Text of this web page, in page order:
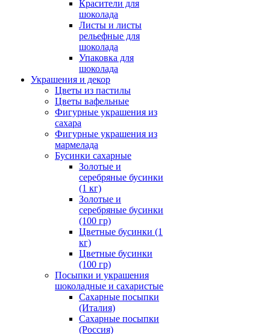
Красители для
шоколада
Листы и листы
рельефные для
шоколада
Упаковка для
шоколада
Украшения и декор
Цветы из пастилы
Цветы вафельные
Фигурные украшения из
сахара
Фигурные украшения из
мармелада
Бусинки сахарные
Золотые и
серебряные бусинки
(1 кг)
Золотые и
серебряные бусинки
(100 гр)
Цветные бусинки (1
кг)
Цветные бусинки
(100 гр)
Посыпки и украшения
шоколадные и сахаристые
Сахарные посыпки
(Италия)
Сахарные посыпки
(Россия)